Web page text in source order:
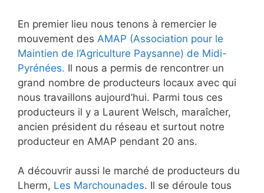
En premier lieu nous tenons à remercier le
mouvement des AMAP (Association pour le
Maintien de l’Agriculture Paysanne) de Midi-
Pyrénées. Il nous a permis de rencontrer un
grand nombre de producteurs locaux avec qui
nous travaillons aujourd’hui. Parmi tous ces
producteurs il y a Laurent Welsch, maraîcher,
ancien président du réseau et surtout notre
producteur en AMAP pendant 20 ans.
A découvrir aussi le marché de producteurs du
Lherm, Les Marchounades. Il se déroule tous